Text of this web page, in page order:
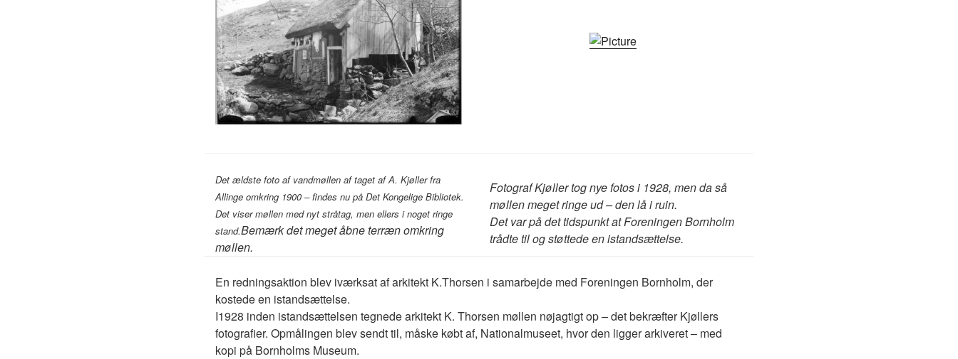
Det ældste foto af vandmøllen af taget af A. Kjøller fra
Allinge omkring 1900 – findes nu på Det Kongelige Bibliotek.
Det viser møllen med nyt stråtag, men ellers i noget ringe
stand.Bemærk det meget åbne terræn omkring
møllen.
Fotograf Kjøller tog nye fotos i 1928, men da så
møllen meget ringe ud – den lå i ruin.
Det var på det tidspunkt at Foreningen Bornholm
trådte til og støttede en istandsættelse.
En redningsaktion blev iværksat af arkitekt K.Thorsen i samarbejde med Foreningen Bornholm, der
kostede en istandsættelse.
I1928 inden istandsættelsen tegnede arkitekt K. Thorsen møllen nøjagtigt op – det bekræfter Kjøllers
fotografier. Opmålingen blev sendt til, måske købt af, Nationalmuseet, hvor den ligger arkiveret – med
kopi på Bornholms Museum.